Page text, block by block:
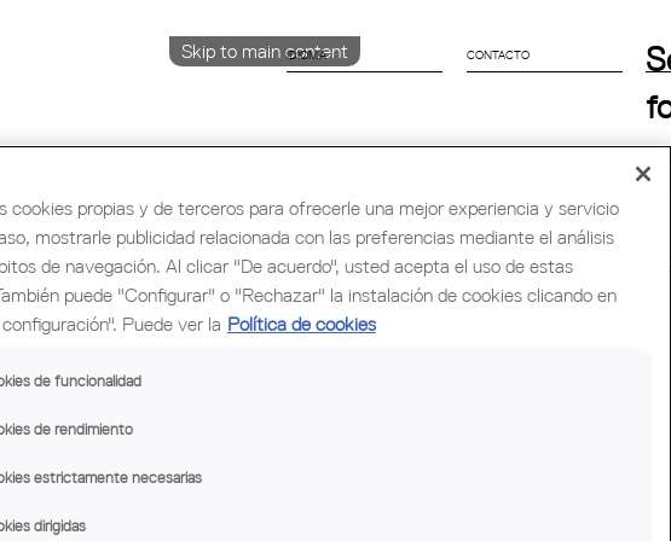
Skip to main content
IDIOMA
ESPAÑOL
CONTACTO
y Ocupación Cultura
Congreso Mundial de
cookies propias y de terceros para ofrecerle una mejor experiencia y servicio
mostrarle publicidad relacionada con las preferencias mediante el análisis
de navegación. Al clicar "De acuerdo", usted acepta el uso de estas
puede "Configurar" o "Rechazar" la instalación de cookies clicando en
Puede ver la Política de cookies
de funcionalidad
de rendimiento
estrictamente necesarias
dirigidas